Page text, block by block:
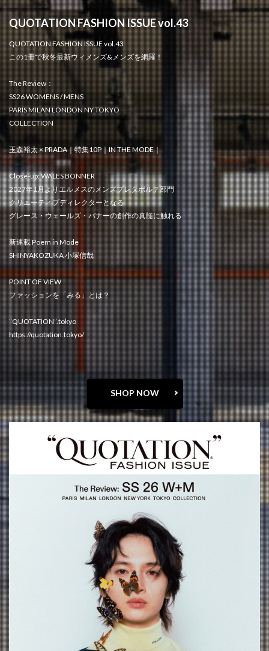
QUOTATION FASHION ISSUE vol.43
QUOTATION FASHION ISSUE vol.43
この1冊で秋冬最新ウィメンズ&メンズを網羅！
The Review：
SS26 WOMENS / MENS
PARIS MILAN LONDON NY TOKYO
COLLECTION
玉森裕太 × PRADA｜特集10P｜IN THE MODE｜
Close-up: WALES BONNER
2027年1月よりエルメスのメンズプレタポルテ部門
クリエーティブディレクターとなる
グレース・ウェールズ・バナーの創作の真髄に触れる
新連載 Poem in Mode
SHINYAKOZUKA 小塚信哉
POINT OF VIEW
ファッションを「みる」とは？
“QUOTATION”.tokyo
https://quotation.tokyo/
SHOP NOW